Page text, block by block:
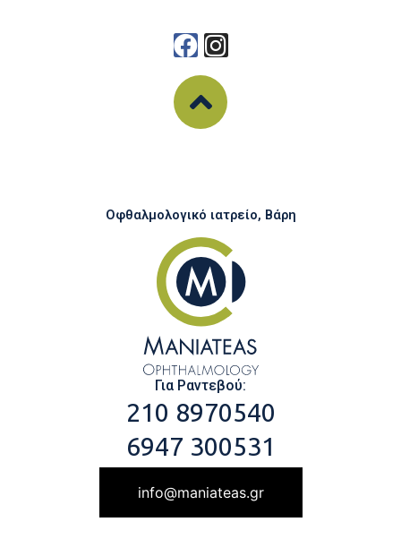
Οφθαλμολογικό ιατρείο, Βάρη
Για Ραντεβού:
210 8970540
6947 300531
info@maniateas.gr